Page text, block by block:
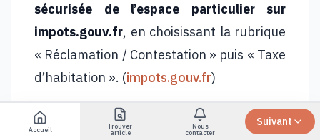
sécurisée de l’espace particulier sur
impots.gouv.fr, en choisissant la rubrique
« Réclamation / Contestation » puis « Taxe
d’habitation ». (impots.gouv.fr)
5.3. Arguments à développer
Accueil
Trouver
article
Nous
contacter
Suivant